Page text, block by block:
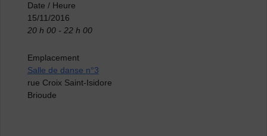
Date / Heure
15/11/2016
20 h 00 - 22 h 00
Emplacement
Salle de danse n°3
rue Croix Saint-Isidore
Brioude